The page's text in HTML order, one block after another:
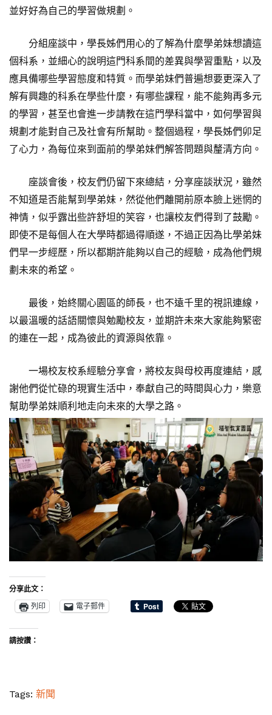
並好好為自己的學習做規劃。
分組座談中，學長姊們用心的了解為什麼學弟妹想讀這
個科系，並細心的說明這門科系間的差異與學習重點，以及
應具備哪些學習態度和特質。而學弟妹們普遍想要更深入了
解有興趣的科系在學些什麼，有哪些課程，能不能夠再多元
的學習，甚至也會進一步請教在這門學科當中，如何學習與
規劃才能對自己及社會有所幫助。整個過程，學長姊們卯足
了心力，為每位來到面前的學弟妹們解答問題與釐清方向。
座談會後，校友們仍留下來總結，分享座談狀況，雖然
不知道是否能幫到學弟妹，然從他們離開前原本臉上迷惘的
神情，似乎露出些許舒坦的笑容，也讓校友們得到了鼓勵。
即使不是每個人在大學時都過得順遂，不過正因為比學弟妹
們早一步經歷，所以都期許能夠以自己的經驗，成為他們規
劃未來的希望。
最後，始終關心園區的師長，也不遠千里的視訊連線，
以最溫暖的話語關懷與勉勵校友，並期許未來大家能夠緊密
的連在一起，成為彼此的資源與依靠。
一場校友校系經驗分享會，將校友與母校再度連結，感
謝他們從忙碌的現實生活中，奉獻自己的時間與心力，樂意
幫助學弟妹順利地走向未來的大學之路。
分享此文：
列印
電子郵件
請按讚：
Tags: 新聞